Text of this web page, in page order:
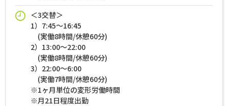
＜3交替＞
1）7:45～16:45
(実働8時間/休憩60分)
2）13:00～22:00
(実働8時間/休憩60分)
3）22:00～6:00
(実働7時間/休憩60分)
※1ヶ月単位の変形労働時間
※月21日程度出勤